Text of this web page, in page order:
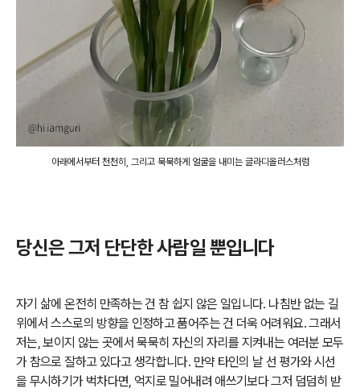
아래에서부터 천천히, 그리고 묵묵하게 얼굴을 내미는 글라디올러스처럼
당신은 그저 단단한 사람일 뿐입니다
자기 삶에 온전히 만족하는 건 참 쉽지 않은 일입니다. 나침반 없는 길
위에서 스스로의 방향을 인정하고 품어주는 건 더욱 어려워요. 그래서
저는, 보이지 않는 곳에서 묵묵히 자신의 자리를 지켜내는 여러분 모두
가 참으로 잘하고 있다고 생각합니다. 만약 타인의 날 선 평가와 시선
을 무시하기가 벅차다면, 억지로 밀어내려 애쓰기보다 그저 덤덤히 받